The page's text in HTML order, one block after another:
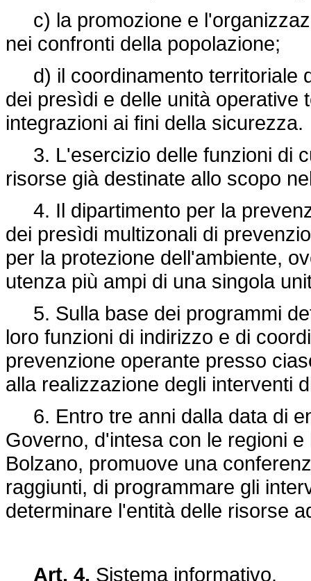
c) la promozione e
nei confronti della popolazione;
d) il coordinamento territoriale
dei presìdi e delle unità operative
integrazioni ai fini della sicurezza.
3. L'esercizio delle funzioni di
risorse già destinate allo scopo
4. Il dipartimento per la
dei presìdi multizonali di
per la protezione dell'ambiente,
utenza più ampi di una singola
5. Sulla base dei programmi
loro funzioni di indirizzo e di
prevenzione operante presso
alla realizzazione degli interventi
6. Entro tre anni dalla data di
Governo, d'intesa con le regioni
Bolzano, promuove una
raggiunti, di programmare gli
determinare l'entità delle risorse
Art. 4. Sistema informativo.